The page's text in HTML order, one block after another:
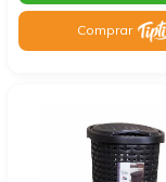
Comprar